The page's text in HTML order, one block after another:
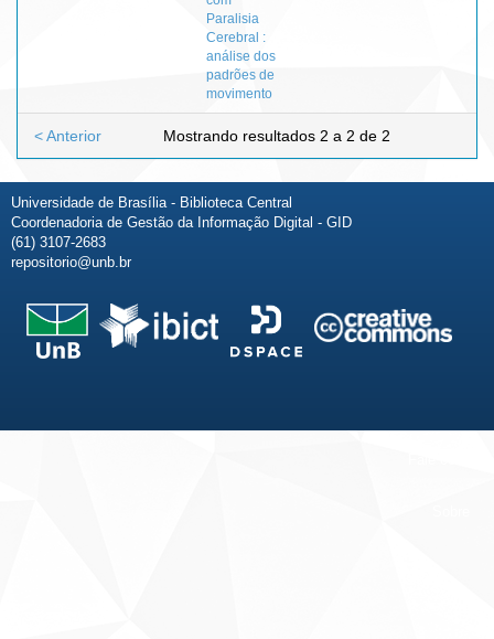
Paralisia
Cerebral :
análise dos
padrões de
movimento
Mostrando resultados 2 a 2 de 2
< Anterior
Universidade de Brasília - Biblioteca Central
Coordenadoria de Gestão da Informação Digital - GID
(61) 3107-2683
repositorio@unb.br